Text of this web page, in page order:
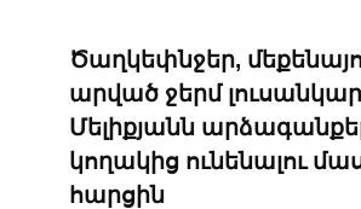
Ծաղկեփնջեր,
արված ջերմ
Մելիքյանն
կողակից ունենալու
հարցին